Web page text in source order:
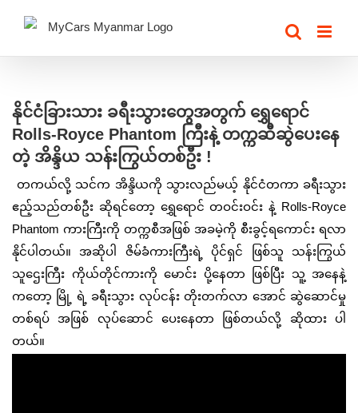
content
Larger
Image
နိုင်ငံခြားသား ခရီးသွားတွေအတွက် ‌ရွှေရောင်
Rolls-Royce Phantom ကြီးနဲ့ တက္ကဆီဆွဲပေးနေ
တဲ့ အိန္ဒိယ သန်းကြွယ်တစ်ဦး !
တကယ်လို့ သင်က အိန္ဒိယကို သွားလည်မယ့် နိုင်ငံတကာ ခရီးသွား
ဧည့်သည်တစ်ဦး ဆိုရင်တော့ ရွှေရောင် တဝင်းဝင်း နဲ့ Rolls-Royce
Phantom ကားကြီးကို တက္ကစီအဖြစ် အခမဲ့ကို စီးခွင့်ရကောင်း ရလာ
နိုင်ပါတယ်။ အဆိုပါ ဇိမ်ခံကားကြီးရဲ့ ပိုင်ရှင် ဖြစ်သူ သန်းကြွယ်
သူဌေးကြီး ကိုယ်တိုင်ကားကို မောင်း ပို့နေတာ ဖြစ်ပြီး သူ့ အနေနဲ့
ကတော့ မြို့ ရဲ့ ခရီးသွား လုပ်ငန်း တိုးတက်လာ အောင် ဆွဲဆောင်မှု
တစ်ရပ် အဖြစ် လုပ်ဆောင် ပေးနေတာ ဖြစ်တယ်လို့ ဆိုထား ပါ
တယ်။